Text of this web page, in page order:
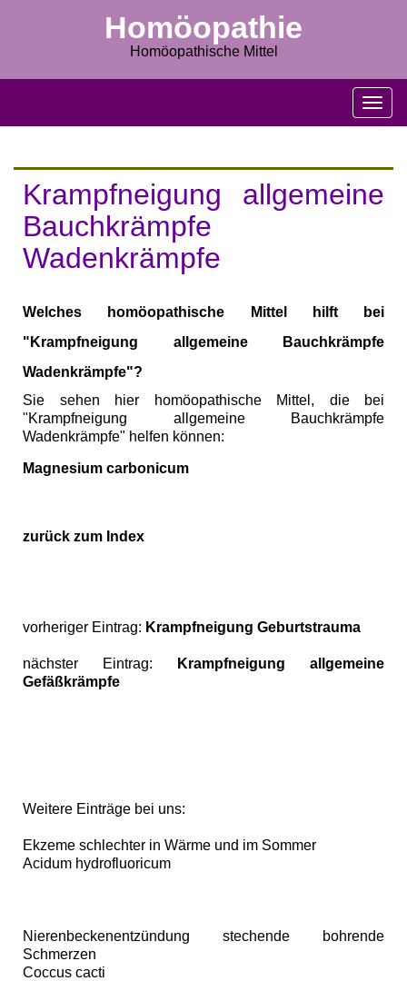
Homöopathie
Homöopathische Mittel
M
e
c
n
Krampfneigung allgemeine
Bauchkrämpfe
Wadenkrämpfe
Welches homöopathische Mittel hilft bei
"Krampfneigung allgemeine Bauchkrämpfe
Wadenkrämpfe"?
Sie sehen hier homöopathische Mittel, die bei
"Krampfneigung allgemeine Bauchkrämpfe
Wadenkrämpfe" helfen können:
Magnesium carbonicum
zurück zum Index
vorheriger Eintrag: Krampfneigung Geburtstrauma
nächster Eintrag:
Krampfneigung allgemeine
Gefäßkrämpfe
Weitere Einträge bei uns:
Ekzeme schlechter in Wärme und im Sommer
Acidum hydrofluoricum
Nierenbeckenentzündung stechende bohrende
Schmerzen
Coccus cacti